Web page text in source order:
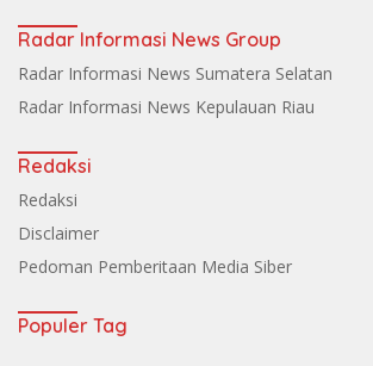
Radar Informasi News Group
Radar Informasi News Sumatera Selatan
Radar Informasi News Kepulauan Riau
Redaksi
Redaksi
Disclaimer
Pedoman Pemberitaan Media Siber
Populer Tag